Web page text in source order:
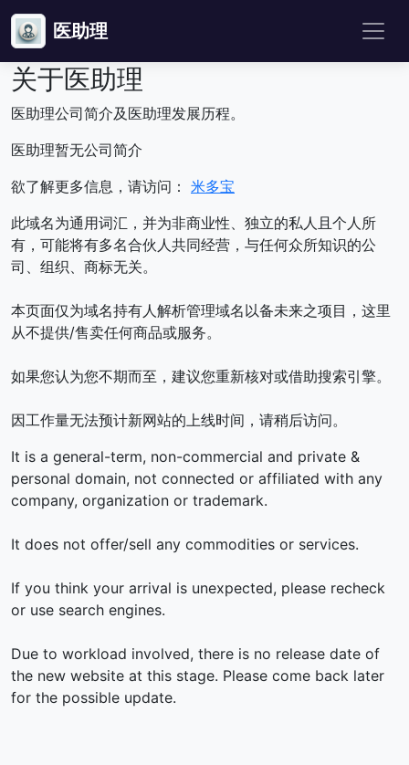
医助理
关于医助理
医助理公司简介及医助理发展历程。
医助理暂无公司简介
欲了解更多信息，请访问： 米多宝
此域名为通用词汇，并为非商业性、独立的私人且个人所
有，可能将有多名合伙人共同经营，与任何众所知识的公
司、组织、商标无关。
本页面仅为域名持有人解析管理域名以备未来之项目，这里
从不提供/售卖任何商品或服务。
如果您认为您不期而至，建议您重新核对或借助搜索引擎。
因工作量无法预计新网站的上线时间，请稍后访问。
It is a general-term, non-commercial and private &
personal domain, not connected or affiliated with any
company, organization or trademark.
It does not offer/sell any commodities or services.
If you think your arrival is unexpected, please recheck
or use search engines.
Due to workload involved, there is no release date of
the new website at this stage. Please come back later
for the possible update.